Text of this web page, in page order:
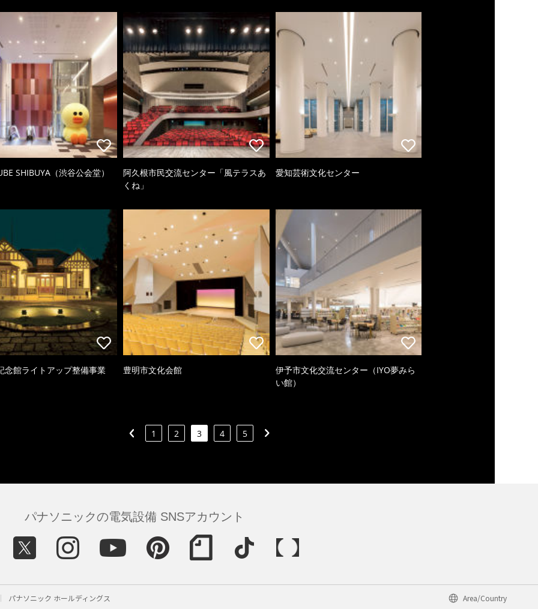
SHIBUYA（渋谷公会堂）
阿久根市民交流センター「風テラスあ
くね」
愛知芸術文化センター
念館ライトアップ整備事業 豊明市文化会館
伊予市文化交流センター（IYO夢みら
い館）
1 2 3 4 5
パナソニックの電気設備 SNSアカウント
パナソニック ホールディングス Area/Country